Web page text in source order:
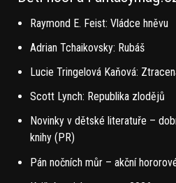
Raymond E. Feist: Vládce hněvu
Adrian Tchaikovsky: Rubáš
Lucie Tringelová Kaňová:
Scott Lynch: Republika zlodějů
Novinky v dětské literatuře –
knihy (PR)
Pán nočních můr – akční